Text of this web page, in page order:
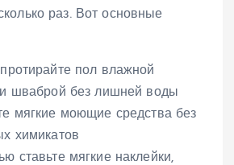
раз. Вот основные
пол влажной
шваброй без лишней воды
мягкие моющие средства без
химикатов
ставьте мягкие наклейки,